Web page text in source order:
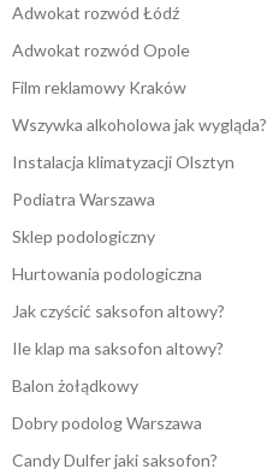
Adwokat rozwód Łódź
Adwokat rozwód Opole
Film reklamowy Kraków
Wszywka alkoholowa jak wygląda?
Instalacja klimatyzacji Olsztyn
Podiatra Warszawa
Sklep podologiczny
Hurtowania podologiczna
Jak czyścić saksofon altowy?
Ile klap ma saksofon altowy?
Balon żołądkowy
Dobry podolog Warszawa
Candy Dulfer jaki saksofon?